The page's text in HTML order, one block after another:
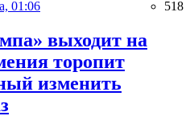
01:06 518
выходит на
торопит
изменить